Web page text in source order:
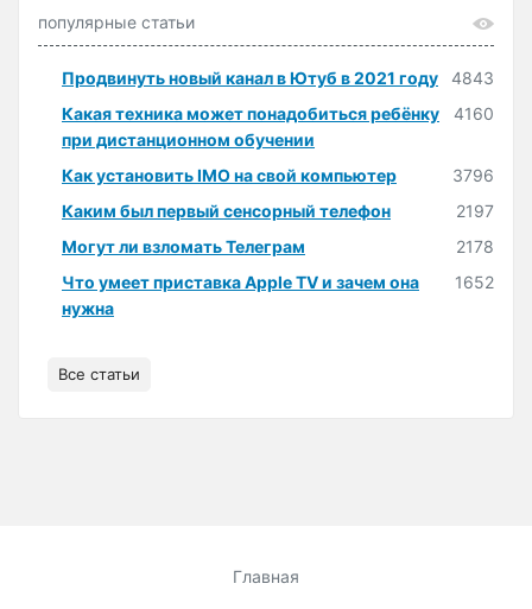
популярные статьи
Продвинуть новый канал в Ютуб в 2021 году
4843
Какая техника может понадобиться ребёнку
при дистанционном обучении
4160
Как установить IMO на свой компьютер
3796
Каким был первый сенсорный телефон
2197
Могут ли взломать Телеграм
2178
Что умеет приставка Apple TV и зачем она
нужна
1652
Все статьи
Главная